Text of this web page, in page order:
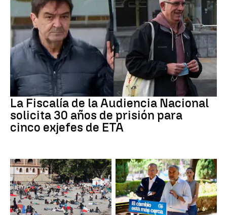
ETA
La Fiscalía de la Audiencia Nacional
solicita 30 años de prisión para
cinco exjefes de ETA
Crisis migratoria Crisis migratoria